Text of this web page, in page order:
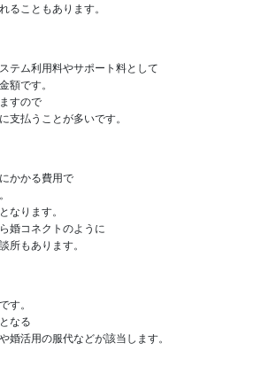
ることもあります。
テム利用料やサポート料として
額です。
すので
支払うことが多いです。
かかる費用で
なります。
婚コネクトのように
所もあります。
す。
なる
婚活用の服代などが該当します。